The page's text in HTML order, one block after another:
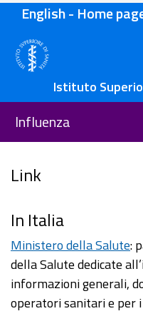
English - Home
Istituto
Influenza
Link
In Italia
Ministero della Salute:
della Salute dedicate
informazioni generali,
operatori sanitari e per